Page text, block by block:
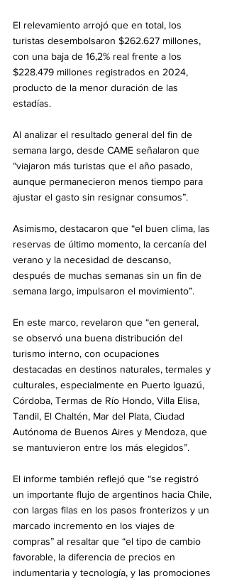
El relevamiento arrojó que en total, los
turistas desembolsaron $262.627 millones,
con una baja de 16,2% real frente a los
$228.479 millones registrados en 2024,
producto de la menor duración de las
estadías.
Al analizar el resultado general del fin de
semana largo, desde CAME señalaron que
“viajaron más turistas que el año pasado,
aunque permanecieron menos tiempo para
ajustar el gasto sin resignar consumos”.
Asimismo, destacaron que “el buen clima, las
reservas de último momento, la cercanía del
verano y la necesidad de descanso,
después de muchas semanas sin un fin de
semana largo, impulsaron el movimiento”.
En este marco, revelaron que “en general,
se observó una buena distribución del
turismo interno, con ocupaciones
destacadas en destinos naturales, termales y
culturales, especialmente en Puerto Iguazú,
Córdoba, Termas de Río Hondo, Villa Elisa,
Tandil, El Chaltén, Mar del Plata, Ciudad
Autónoma de Buenos Aires y Mendoza, que
se mantuvieron entre los más elegidos”.
El informe también reflejó que “se registró
un importante flujo de argentinos hacia Chile,
con largas filas en los pasos fronterizos y un
marcado incremento en los viajes de
compras” al resaltar que “el tipo de cambio
favorable, la diferencia de precios en
indumentaria y tecnología, y las promociones